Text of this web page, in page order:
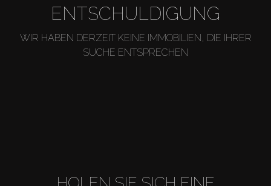
ENTSCHULDIGUNG
WIR HABEN DERZEIT KEINE IMMOBILIEN, DIE IHRER
SUCHE ENTSPRECHEN